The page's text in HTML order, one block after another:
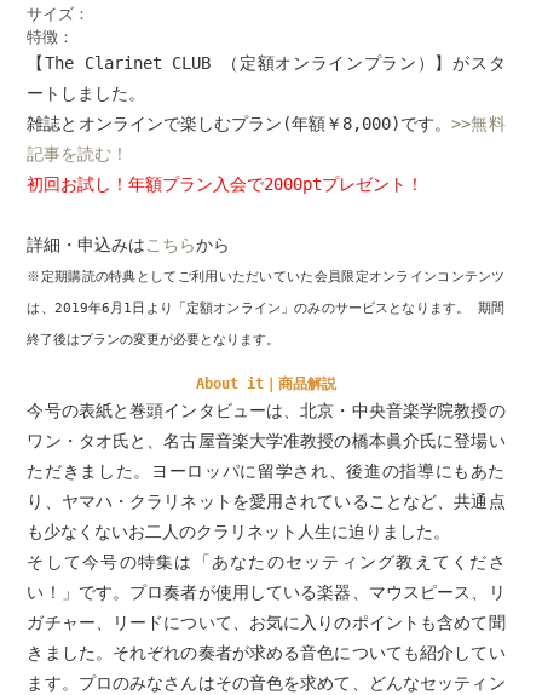
サイズ：
特徴：
【The Clarinet CLUB （定額オンラインプラン）】がスタ
ートしました。
雑誌とオンラインで楽しむプラン(年額￥8,000)です。>>無料
記事を読む！
初回お試し！年額プラン入会で2000ptプレゼント！
詳細・申込みはこちらから
※定期購読の特典としてご利用いただいていた会員限定オンラインコンテンツ
は、2019年6月1日より「定額オンライン」のみのサービスとなります。 期間
終了後はプランの変更が必要となります。
About it｜商品解説
今号の表紙と巻頭インタビューは、北京・中央音楽学院教授の
ワン・タオ氏と、名古屋音楽大学准教授の橋本眞介氏に登場い
ただきました。ヨーロッパに留学され、後進の指導にもあた
り、ヤマハ・クラリネットを愛用されていることなど、共通点
も少なくないお二人のクラリネット人生に迫りました。
そして今号の特集は「あなたのセッティング教えてくださ
い！」です。プロ奏者が使用している楽器、マウスピース、リ
ガチャー、リードについて、お気に入りのポイントも含めて聞
きました。それぞれの奏者が求める音色についても紹介してい
ます。プロのみなさんはその音色を求めて、どんなセッティン